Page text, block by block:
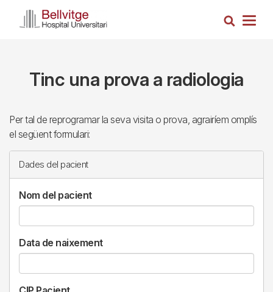
Cerca
Tinc una prova a radiologia
Per tal de reprogramar la seva visita o prova, agrairíem omplís
el següent formulari:
Dades del pacient
Nom del pacient
Data de naixement